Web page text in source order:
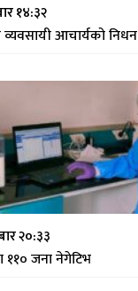
१४:३२
व्यवसायी आचार्यको निधन
२०:३३
११० जना नेगेटिभ